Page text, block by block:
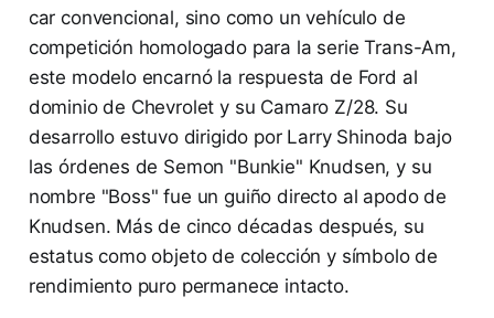
car convencional, sino como un vehículo de
competición homologado para la serie Trans-Am,
este modelo encarnó la respuesta de Ford al
dominio de Chevrolet y su Camaro Z/28. Su
desarrollo estuvo dirigido por Larry Shinoda bajo
las órdenes de Semon "Bunkie" Knudsen, y su
nombre "Boss" fue un guiño directo al apodo de
Knudsen. Más de cinco décadas después, su
estatus como objeto de colección y símbolo de
rendimiento puro permanece intacto.